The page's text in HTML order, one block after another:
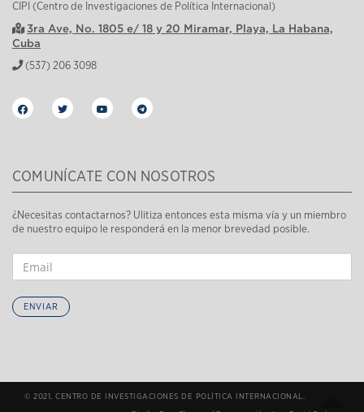
CIPI (Centro de Investigaciones de Política Internacional)
3ra Ave, No. 1805 e/ 18 y 20 Miramar, Playa, La Habana,
Cuba
(537) 206 3098
COMUNÍCATE CON NOSOTROS
¿Necesitas contactarnos? Ulitiza entonces esta misma vía y un miembro
de nuestro equipo le responderá en la menor brevedad posible.
ENVIAR
© 2021. CENTRO DE INVESTIGACIONES DE POLÍTICA INTERNACIONAL.